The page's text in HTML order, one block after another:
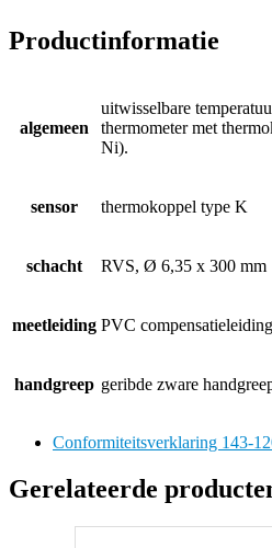
Productinformatie
algemeen
uitwisselbare
thermometer met
Ni).
sensor thermokoppel type K
schacht RVS, Ø 6,35 x 300 mm
meetleiding PVC
handgreep geribde zware
Conformiteitsverklaring 143-
Gerelateerde